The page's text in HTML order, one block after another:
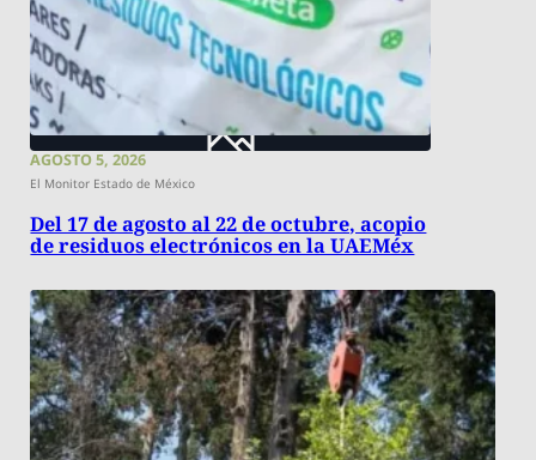
AGOSTO 5, 2026
El Monitor Estado de México
Del 17 de agosto al 22 de octubre, acopio
de residuos electrónicos en la UAEMéx